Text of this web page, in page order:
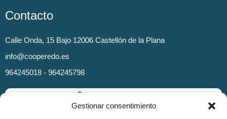
Gestionar consentimiento
Contacto
Calle Onda, 15 Bajo 12006 Castellón de la Plana
info@cooperedo.es
964245018 - 964245798